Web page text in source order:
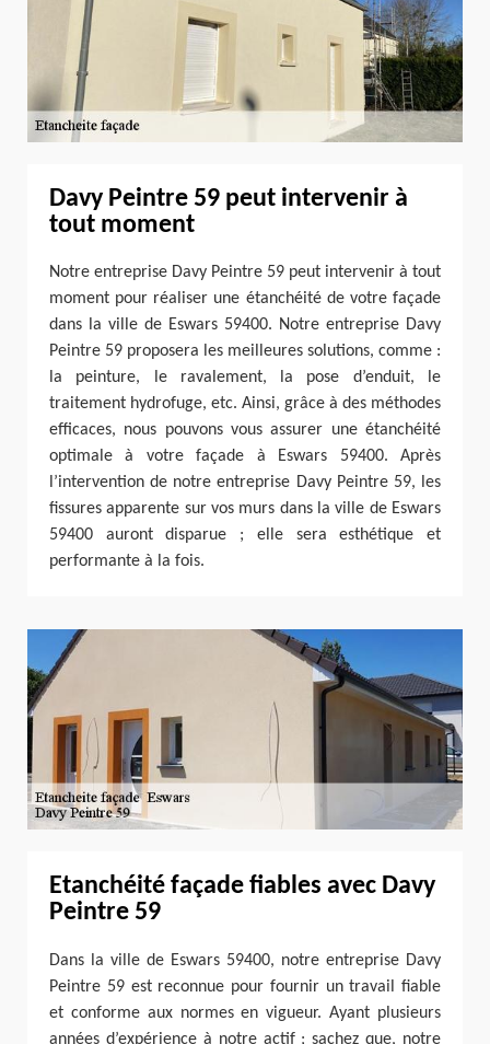
Davy Peintre 59 peut intervenir à
tout moment
Notre entreprise Davy Peintre 59 peut intervenir à tout
moment pour réaliser une étanchéité de votre façade
dans la ville de Eswars 59400. Notre entreprise Davy
Peintre 59 proposera les meilleures solutions, comme :
la peinture, le ravalement, la pose d’enduit, le
traitement hydrofuge, etc. Ainsi, grâce à des méthodes
efficaces, nous pouvons vous assurer une étanchéité
optimale à votre façade à Eswars 59400. Après
l’intervention de notre entreprise Davy Peintre 59, les
fissures apparente sur vos murs dans la ville de Eswars
59400 auront disparue ; elle sera esthétique et
performante à la fois.
Etanchéité façade fiables avec Davy
Peintre 59
Dans la ville de Eswars 59400, notre entreprise Davy
Peintre 59 est reconnue pour fournir un travail fiable
et conforme aux normes en vigueur. Ayant plusieurs
années d’expérience à notre actif ; sachez que, notre